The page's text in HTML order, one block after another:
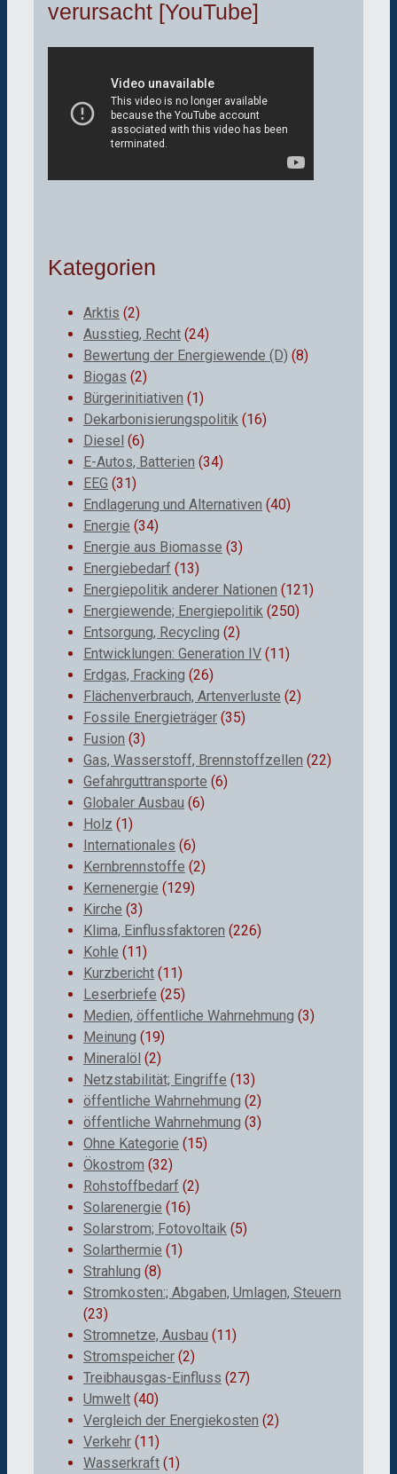
verursacht [YouTube]
Kategorien
Arktis (2)
Ausstieg, Recht (24)
Bewertung der Energiewende (D) (8)
Biogas (2)
Bürgerinitiativen (1)
Dekarbonisierungspolitik (16)
Diesel (6)
E-Autos, Batterien (34)
EEG (31)
Endlagerung und Alternativen (40)
Energie (34)
Energie aus Biomasse (3)
Energiebedarf (13)
Energiepolitik anderer Nationen (121)
Energiewende; Energiepolitik (250)
Entsorgung, Recycling (2)
Entwicklungen: Generation IV (11)
Erdgas, Fracking (26)
Flächenverbrauch, Artenverluste (2)
Fossile Energieträger (35)
Fusion (3)
Gas, Wasserstoff, Brennstoffzellen (22)
Gefahrguttransporte (6)
Globaler Ausbau (6)
Holz (1)
Internationales (6)
Kernbrennstoffe (2)
Kernenergie (129)
Kirche (3)
Klima, Einflussfaktoren (226)
Kohle (11)
Kurzbericht (11)
Leserbriefe (25)
Medien, öffentliche Wahrnehmung (3)
Meinung (19)
Mineralöl (2)
Netzstabilität; Eingriffe (13)
öffentliche Wahrnehmung (2)
öffentliche Wahrnehmung (3)
Ohne Kategorie (15)
Ökostrom (32)
Rohstoffbedarf (2)
Solarenergie (16)
Solarstrom; Fotovoltaik (5)
Solarthermie (1)
Strahlung (8)
Stromkosten:; Abgaben, Umlagen, Steuern
(23)
Stromnetze, Ausbau (11)
Stromspeicher (2)
Treibhausgas-Einfluss (27)
Umwelt (40)
Vergleich der Energiekosten (2)
Verkehr (11)
Wasserkraft (1)